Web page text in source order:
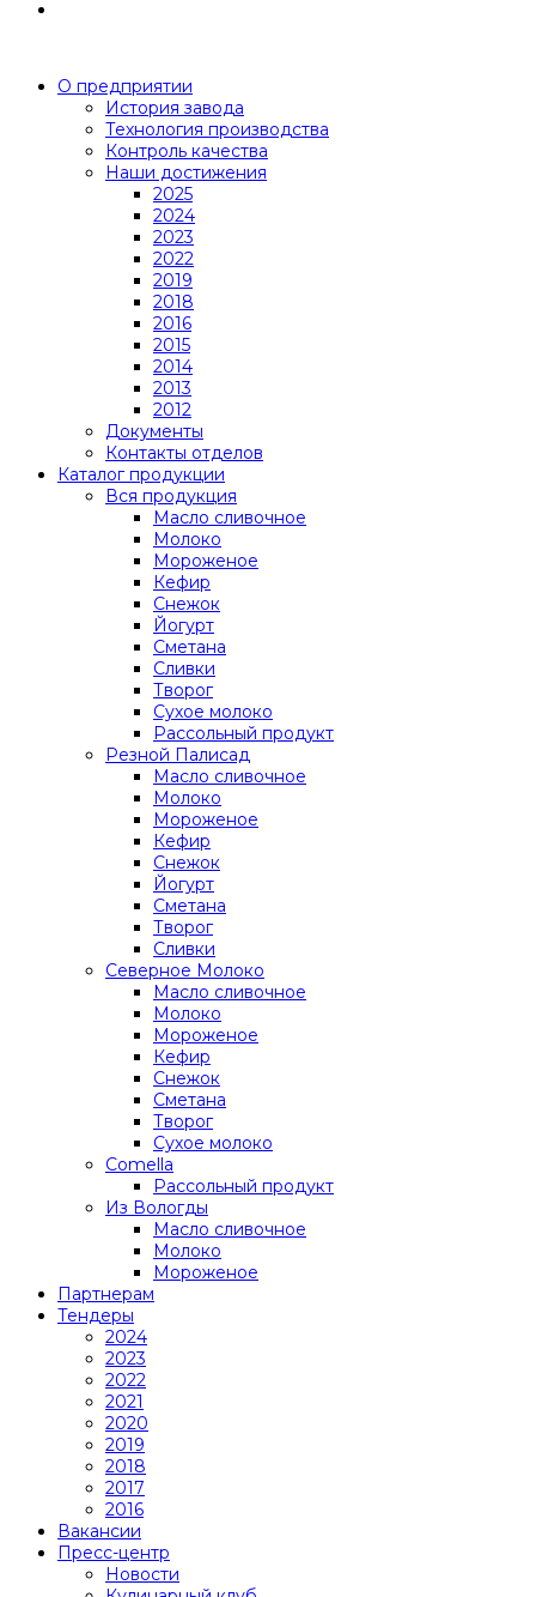
О предприятии
История завода
Технология производства
Контроль качества
Наши достижения
2025
2024
2023
2022
2019
2018
2016
2015
2014
2013
2012
Документы
Контакты отделов
Каталог продукции
Вся продукция
Масло сливочное
Молоко
Мороженое
Кефир
Снежок
Йогурт
Сметана
Сливки
Творог
Сухое молоко
Рассольный продукт
Резной Палисад
Масло сливочное
Молоко
Мороженое
Кефир
Снежок
Йогурт
Сметана
Творог
Сливки
Северное Молоко
Масло сливочное
Молоко
Мороженое
Кефир
Снежок
Сметана
Творог
Сухое молоко
Comеlla
Рассольный продукт
Из Вологды
Масло сливочное
Молоко
Мороженое
Партнерам
Тендеры
2024
2023
2022
2021
2020
2019
2018
2017
2016
Вакансии
Пресс-центр
Новости